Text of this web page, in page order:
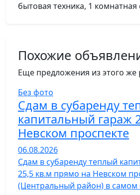
бытовая техника, 1 комнатная
Похожие
Еще предложения из этого же
Без фото
Сдам в субаренду
капитальный гараж
Невском проспекте
06.08.2026
Сдам в субаренду теплый
25,5 кв.м прямо на Невском
(Центральный район) в самом